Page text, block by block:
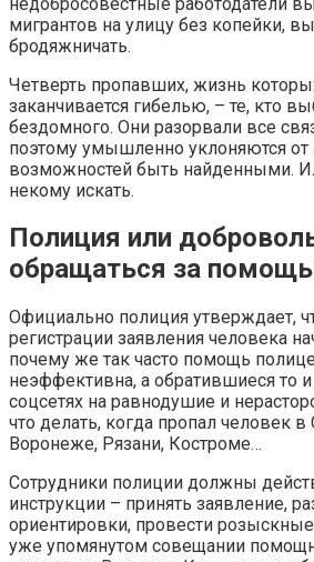
мигрантов на улицу без копейки,
бродяжничать.
Четверть пропавших, жизнь
заканчивается гибелью, – те, кто
бездомного. Они разорвали все
поэтому умышленно уклоняются
возможностей быть найденными.
некому искать.
Полиция или
обращаться за
Официально полиция утверждает,
регистрации заявления человека
почему же так часто помощь
неэффективна, а обратившиеся то
соцсетях на равнодушие и
что делать, когда пропал человек
Воронеже, Рязани, Костроме…
Сотрудники полиции должны
инструкции – принять заявление,
ориентировки, провести
уже упомянутом совещании